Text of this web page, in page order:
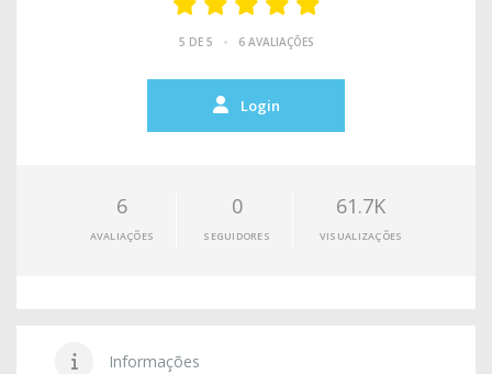
5 DE 5 • 6 AVALIAÇÕES
Login
6
AVALIAÇÕES
0
SEGUIDORES
61.7K
VISUALIZAÇÕES
Informações